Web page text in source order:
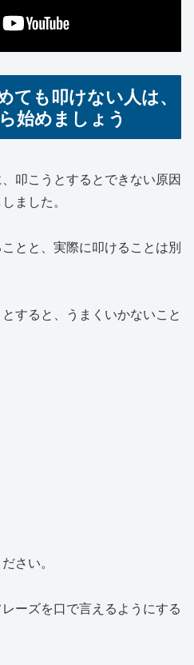
ても叩けない人は、
始めましょう
叩こうとするとできない原因
ました。
とと、実際に叩けることは別
すると、うまくいかないこと
さい。
ーズを口で言えるようにする